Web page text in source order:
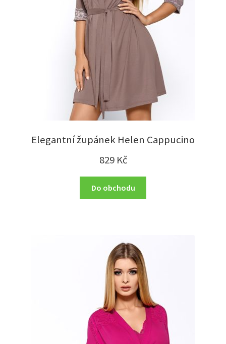
Elegantní župánek Helen Cappucino
829 Kč
Do obchodu